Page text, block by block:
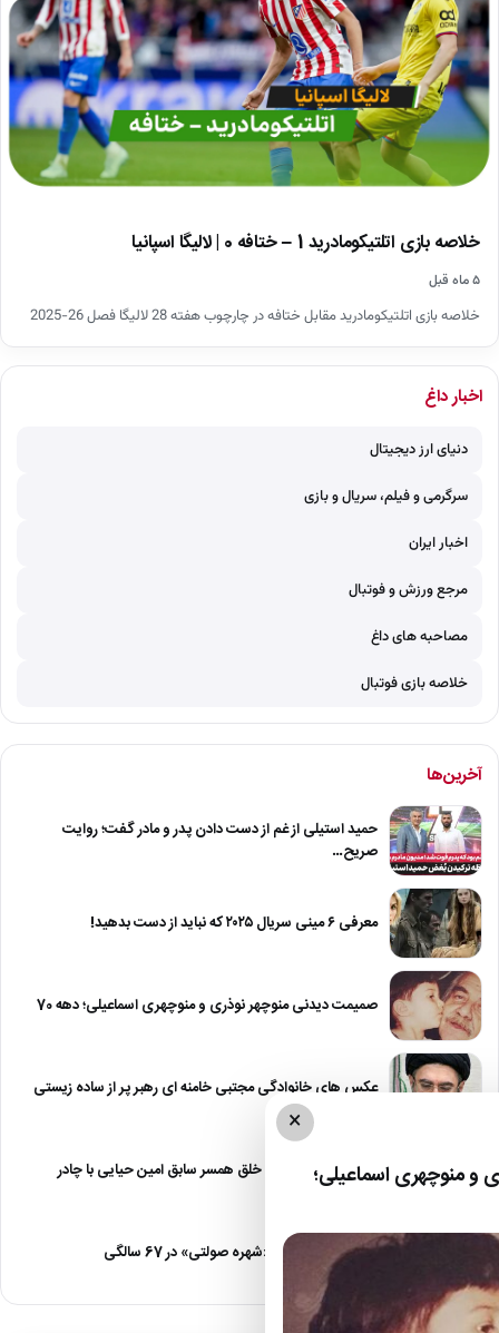
خلاصه بازی اتلتیکومادرید 1 – ختافه 0 | لالیگا اسپانیا
۵ ماه قبل
خلاصه بازی اتلتیکومادرید مقابل ختافه در چارچوب هفته 28 لالیگا فصل 26-2025
اخبار داغ
دنیای ارز دیجیتال
سرگرمی و فیلم، سریال و بازی
اخبار ایران
مرجع ورزش و فوتبال
مصاحبه های داغ
خلاصه بازی فوتبال
آخرین‌ها
حمید استیلی از غم از دست دادن پدر و مادر گفت؛ روایت
صریح…
معرفی ۶ مینی سریال ۲۰۲۵ که نباید از دست بدهید!
صمیمت دیدنی منوچهر نوذری و منوچهری اسماعیلی؛ دهه 70
عکس های خانوادگی مجتبی خامنه ای رهبر پر از ساده زیستی
عکس| نیلوفر خوش خلق همسر سابق امین حیایی با چادر
عکس| تغییر چهره «شهره صولتی» در 67 سالگی
×
منوچهری اسماعیلی؛